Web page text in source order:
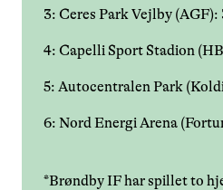
3: Ceres Park Vejlby (AGF):
4: Capelli Sport Stadion
5: Autocentralen Park
6: Nord Energi Arena
*Brøndby IF har spillet to